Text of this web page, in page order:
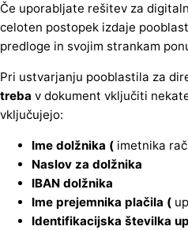
Če uporabljate rešitev za
celoten postopek izdaje
predloge in svojim strankam
Pri ustvarjanju pooblastila za
treba v dokument vključiti
vključujejo:
Ime dolžnika ( imetnika
Naslov za dolžnika
IBAN dolžnika
Ime prejemnika plačila (
Identifikacijska številka